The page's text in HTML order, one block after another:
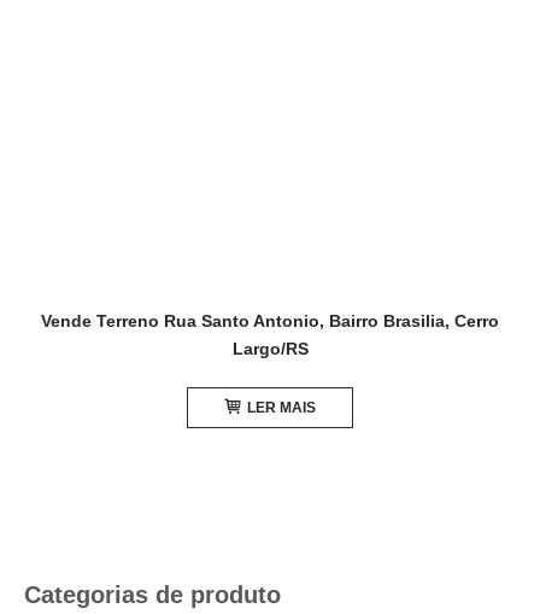
Vende Terreno Rua Santo Antonio, Bairro Brasilia, Cerro
Largo/RS
LER MAIS
Categorias de produto